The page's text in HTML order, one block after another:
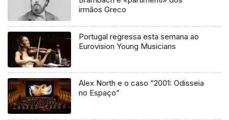
irmãos Greco
Portugal regressa esta semana ao
Eurovision Young Musicians
Alex North e o caso “2001: Odisseia
no Espaço”